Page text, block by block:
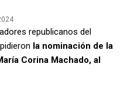
republicanos del
la nominación de la
Corina Machado, al